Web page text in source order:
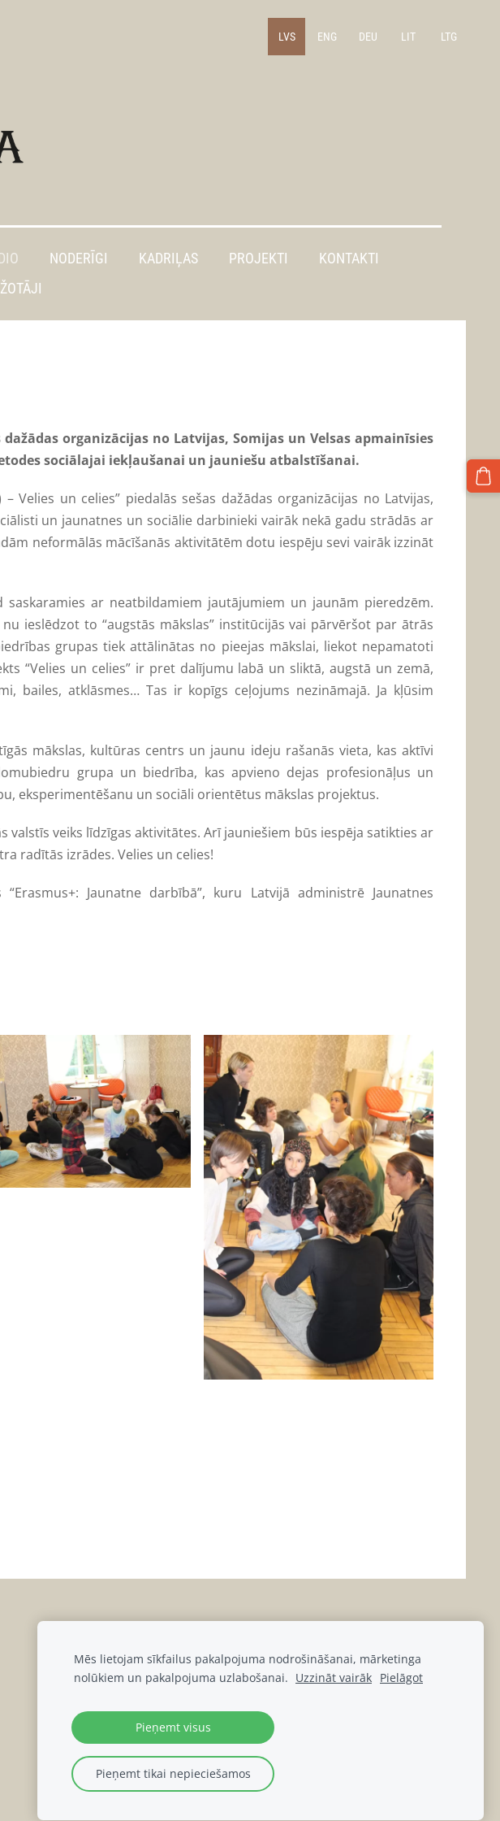
LVS ENG DEU LIT LTG
NODERĪGI KADRIĻAS PROJEKTI
KONTAKTI
organizācijas no Latvijas, Somijas un Velsas apmainīsies
sociālajai iekļaušanai un jauniešu atbalstīšanai.
– Velies un celies” piedalās sešas dažādas organizācijas no Latvijas,
un jaunatnes un sociālie darbinieki vairāk nekā gadu strādās ar
neformālās mācīšanās aktivitātēm dotu iespēju sevi vairāk izzināt
ar neatbildamiem jautājumiem un jaunām pieredzēm.
ieslēdzot to “augstās mākslas” institūcijās vai pārvēršot par ātrās
grupas tiek attālinātas no pieejas mākslai, liekot nepamatoti
“Velies un celies” ir pret dalījumu labā un sliktā, augstā un zemā,
bailes, atklāsmes… Tas ir kopīgs ceļojums nezināmajā. Ja kļūsim
mākslas, kultūras centrs un jaunu ideju rašanās vieta, kas aktīvi
grupa un biedrība, kas apvieno dejas profesionāļus un
eksperimentēšanu un sociāli orientētus mākslas projektus.
valstīs veiks līdzīgas aktivitātes. Arī jauniešiem būs iespēja satikties ar
radītās izrādes. Velies un celies!
Jaunatne darbībā”, kuru Latvijā administrē Jaunatnes
Mēs lietojam sīkfailus pakalpojuma nodrošināšanai, mārketinga
nolūkiem un pakalpojuma uzlabošanai. Uzzināt vairāk Pielāgot
Pieņemt visus
Pieņemt tikai nepieciešamos